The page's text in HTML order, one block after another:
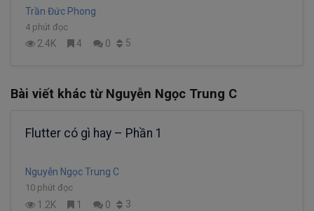
Trần Đức Phong
4 phút đọc
2.4K 4 0 5
Bài viết khác từ Nguyễn Ngọc Trung C
Flutter có gì hay – Phần 1
Nguyễn Ngọc Trung C
10 phút đọc
1.2K 1 0 3